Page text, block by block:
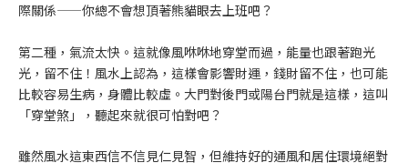
際關係——你總不會想頂著熊貓眼去上班吧？
第二種，氣流太快。這就像風咻咻地穿堂而過，能量也跟著跑光
光，留不住！風水上認為，這樣會影響財運，錢財留不住，也可能
比較容易生病，身體比較虛。大門對後門或陽台門就是這樣，這叫
「穿堂煞」，聽起來就很可怕對吧？
雖然風水這東西信不信見仁見智，但維持好的通風和居住環境絕對